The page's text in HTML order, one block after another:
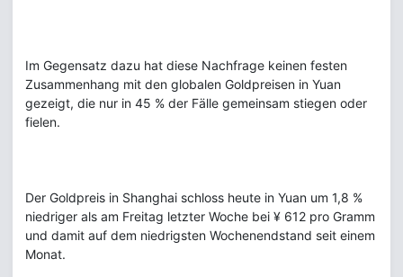
Im Gegensatz dazu hat diese Nachfrage keinen festen
Zusammenhang mit den globalen Goldpreisen in Yuan
gezeigt, die nur in 45 % der Fälle gemeinsam stiegen oder
fielen.
Der Goldpreis in Shanghai schloss heute in Yuan um 1,8 %
niedriger als am Freitag letzter Woche bei ¥ 612 pro Gramm
und damit auf dem niedrigsten Wochenendstand seit einem
Monat.